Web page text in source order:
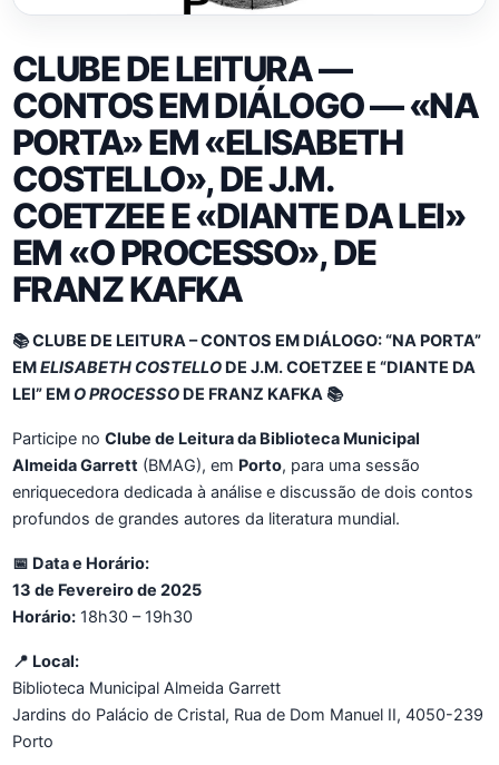
CLUBE DE LEITURA —
CONTOS EM DIÁLOGO — «NA
PORTA» EM «ELISABETH
COSTELLO», DE J.M.
COETZEE E «DIANTE DA LEI»
EM «O PROCESSO», DE
FRANZ KAFKA
📚 CLUBE DE LEITURA – CONTOS EM DIÁLOGO: “NA PORTA”
EMELISABETH COSTELLO DE J.M. COETZEE E “DIANTE DA
LEI” EM O PROCESSO DE FRANZ KAFKA 📚
Participe no Clube de Leitura da Biblioteca Municipal
Almeida Garrett (BMAG), em Porto, para uma sessão
enriquecedora dedicada à análise e discussão de dois contos
profundos de grandes autores da literatura mundial.
📅 Data e Horário:
13 de Fevereiro de 2025
Horário: 18h30 – 19h30
📍 Local:
Biblioteca Municipal Almeida Garrett
Jardins do Palácio de Cristal, Rua de Dom Manuel II, 4050-239
Porto